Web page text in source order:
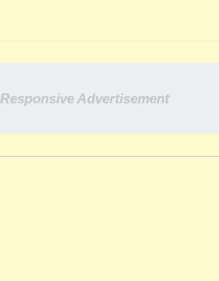
Responsive Advertisement